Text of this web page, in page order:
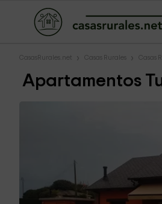
CasasRurales.net Casas Rurales Casas
Apartamentos